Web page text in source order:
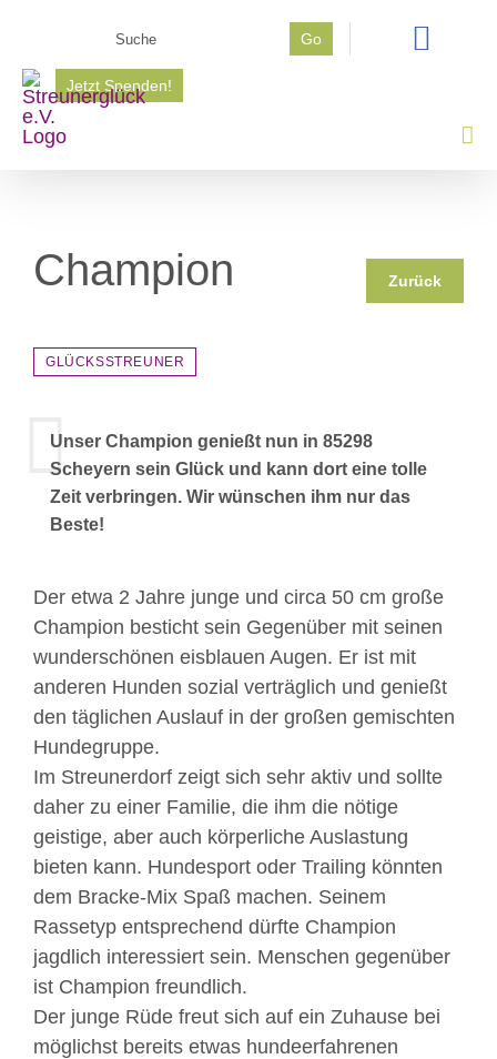
springen
Go
Jetzt Spenden!
Champion Zurück
GLÜCKSSTREUNER
Unser Champion genießt nun in 85298
Scheyern sein Glück und kann dort eine tolle
Zeit verbringen. Wir wünschen ihm nur das
Beste!
Der etwa 2 Jahre junge und circa 50 cm große
Champion besticht sein Gegenüber mit seinen
wunderschönen eisblauen Augen. Er ist mit
anderen Hunden sozial verträglich und genießt
den täglichen Auslauf in der großen gemischten
Hundegruppe.
Im Streunerdorf zeigt sich sehr aktiv und sollte
daher zu einer Familie, die ihm die nötige
geistige, aber auch körperliche Auslastung
bieten kann. Hundesport oder Trailing könnten
dem Bracke-Mix Spaß machen. Seinem
Rassetyp entsprechend dürfte Champion
jagdlich interessiert sein. Menschen gegenüber
ist Champion freundlich.
Der junge Rüde freut sich auf ein Zuhause bei
möglichst bereits etwas hundeerfahrenen